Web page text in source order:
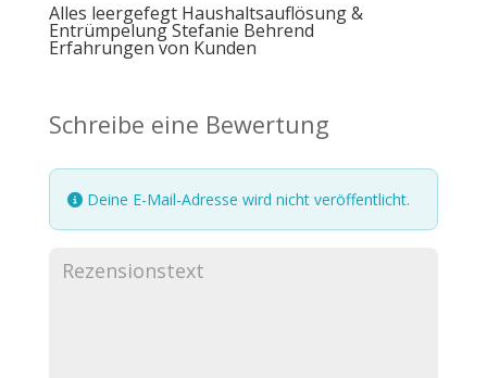
Alles leergefegt Haushaltsauflösung &
Entrümpelung Stefanie Behrend
Erfahrungen von Kunden
Schreibe eine Bewertung
Deine E-Mail-Adresse wird nicht veröffentlicht.